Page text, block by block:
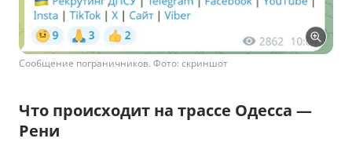
Сообщение пограничников. Фото: скриншот
Что происходит на трассе Одесса —
Рени